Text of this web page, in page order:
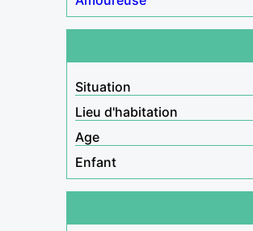
Situation
Lieu d'habitation
Age
Enfant